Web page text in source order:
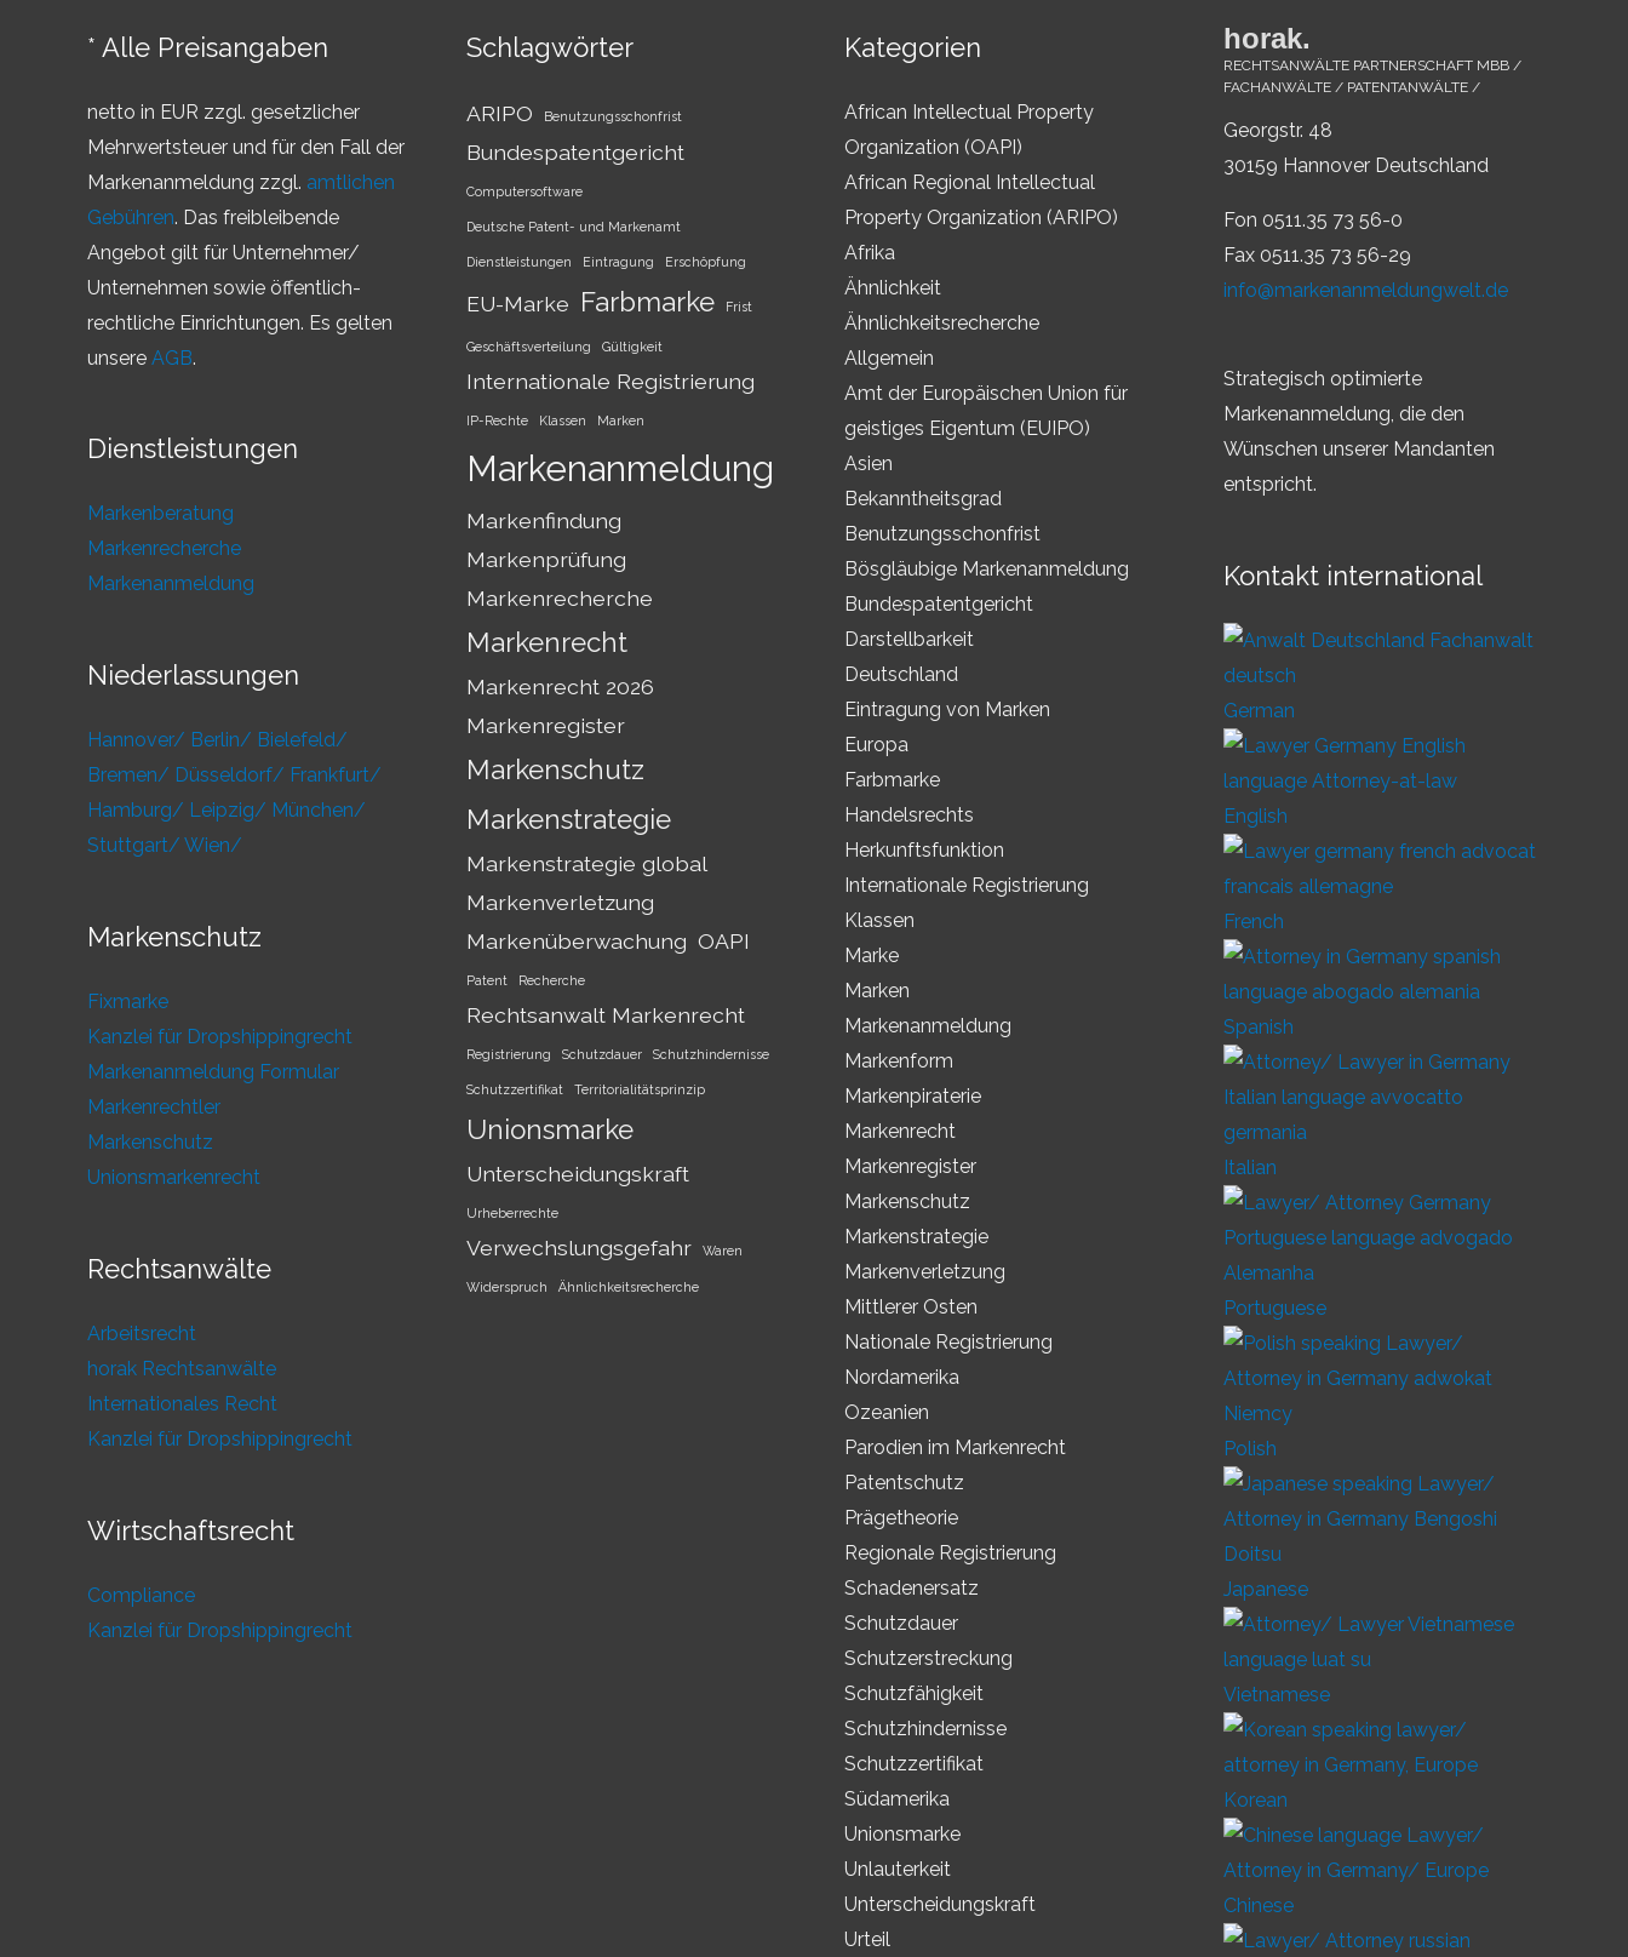
* Alle Preisangaben
netto in EUR zzgl. gesetzlicher
Mehrwertsteuer und für den Fall der
Markenanmeldung zzgl. amtlichen
Gebühren. Das freibleibende
Angebot gilt für Unternehmer/
Unternehmen sowie öffentlich-
rechtliche Einrichtungen. Es gelten
unsere AGB.
Dienstleistungen
Markenberatung
Markenrecherche
Markenanmeldung
Niederlassungen
Hannover/ Berlin/ Bielefeld/
Bremen/ Düsseldorf/ Frankfurt/
Hamburg/ Leipzig/ München/
Stuttgart/ Wien/
Markenschutz
Fixmarke
Kanzlei für Dropshippingrecht
Markenanmeldung Formular
Markenrechtler
Markenschutz
Unionsmarkenrecht
Rechtsanwälte
Arbeitsrecht
horak Rechtsanwälte
Internationales Recht
Kanzlei für Dropshippingrecht
Wirtschaftsrecht
Compliance
Kanzlei für Dropshippingrecht
Schlagwörter
ARIPO Benutzungsschonfrist
Bundespatentgericht
Computersoftware
Deutsche Patent- und Markenamt
Dienstleistungen Eintragung Erschöpfung
EU-Marke Farbmarke Frist
Geschäftsverteilung Gültigkeit
Internationale Registrierung
IP-Rechte Klassen Marken
Markenanmeldung
Markenfindung
Markenprüfung
Markenrecherche
Markenrecht
Markenrecht 2026
Markenregister
Markenschutz
Markenstrategie
Markenstrategie global
Markenverletzung
Markenüberwachung OAPI
Patent Recherche
Rechtsanwalt Markenrecht
Registrierung Schutzdauer Schutzhindernisse
Schutzzertifikat Territorialitätsprinzip
Unionsmarke
Unterscheidungskraft
Urheberrechte
Verwechslungsgefahr Waren
Widerspruch Ähnlichkeitsrecherche
Kategorien
African Intellectual Property
Organization (OAPI)
African Regional Intellectual
Property Organization (ARIPO)
Afrika
Ähnlichkeit
Ähnlichkeitsrecherche
Allgemein
Amt der Europäischen Union für
geistiges Eigentum (EUIPO)
Asien
Bekanntheitsgrad
Benutzungsschonfrist
Bösgläubige Markenanmeldung
Bundespatentgericht
Darstellbarkeit
Deutschland
Eintragung von Marken
Europa
Farbmarke
Handelsrechts
Herkunftsfunktion
Internationale Registrierung
Klassen
Marke
Marken
Markenanmeldung
Markenform
Markenpiraterie
Markenrecht
Markenregister
Markenschutz
Markenstrategie
Markenverletzung
Mittlerer Osten
Nationale Registrierung
Nordamerika
Ozeanien
Parodien im Markenrecht
Patentschutz
Prägetheorie
Regionale Registrierung
Schadenersatz
Schutzdauer
Schutzerstreckung
Schutzfähigkeit
Schutzhindernisse
Schutzzertifikat
Südamerika
Unionsmarke
Unlauterkeit
Unterscheidungskraft
Urteil
horak.
RECHTSANWÄLTE PARTNERSCHAFT MBB /
FACHANWÄLTE / PATENTANWÄLTE /
Georgstr. 48
30159 Hannover Deutschland
Fon 0511.35 73 56-0
Fax 0511.35 73 56-29
info@markenanmeldungwelt.de
Strategisch optimierte
Markenanmeldung, die den
Wünschen unserer Mandanten
entspricht.
Kontakt international
German
English
French
Spanish
Italian
Portuguese
Polish
Japanese
Vietnamese
Korean
Chinese